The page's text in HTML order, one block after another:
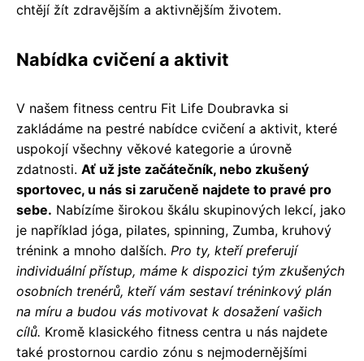
chtějí žít zdravějším a aktivnějším životem.
Nabídka cvičení a aktivit
V našem fitness centru Fit Life Doubravka si
zakládáme na pestré nabídce cvičení a aktivit, které
uspokojí všechny věkové kategorie a úrovně
zdatnosti. Ať už jste začátečník, nebo zkušený
sportovec, u nás si zaručeně najdete to pravé pro
sebe. Nabízíme širokou škálu skupinových lekcí, jako
je například jóga, pilates, spinning, Zumba, kruhový
trénink a mnoho dalších. Pro ty, kteří preferují
individuální přístup, máme k dispozici tým zkušených
osobních trenérů, kteří vám sestaví tréninkový plán
na míru a budou vás motivovat k dosažení vašich
cílů. Kromě klasického fitness centra u nás najdete
také prostornou cardio zónu s nejmodernějšími